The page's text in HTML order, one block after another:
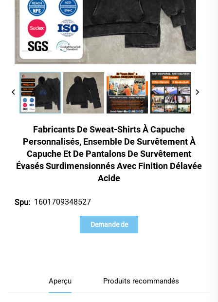
Fabricants De Sweat-Shirts À Capuche
Personnalisés, Ensemble De Survêtement À
Capuche Et De Pantalons De Survêtement
Évasés Surdimensionnés Avec Finition Délavée
Acide
Spu: 1601709348527
Demande de
Aperçu Produits recommandés